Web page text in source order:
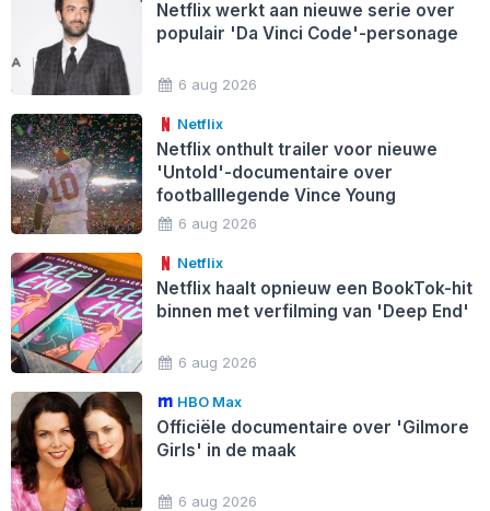
Netflix werkt aan nieuwe serie over
populair 'Da Vinci Code'-personage
6 aug 2026
Netflix
Netflix onthult trailer voor nieuwe
'Untold'-documentaire over
footballlegende Vince Young
6 aug 2026
Netflix
Netflix haalt opnieuw een BookTok-hit
binnen met verfilming van 'Deep End'
6 aug 2026
HBO Max
Officiële documentaire over 'Gilmore
Girls' in de maak
6 aug 2026